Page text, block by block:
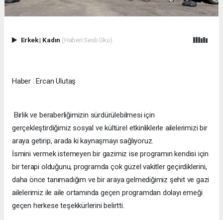
Erkek| Kadın (Haberi Sesli Oku)
Haber : Ercan Ulutaş
Birlik ve beraberliğimizin sürdürülebilmesi için
gerçekleştirdiğimiz sosyal ve kültürel etkinliklerle ailelerimizi bir
araya getirip, arada ki kaynaşmayı sağlıyoruz.
İsmini vermek istemeyen bir gazimiz ise programın kendisi için
bir terapi olduğunu, programda çok güzel vakitler geçirdiklerini,
daha önce tanımadığım ve bir araya gelmediğimiz şehit ve gazi
ailelerimiz ile aile ortamında geçen programdan dolayı emeği
geçen herkese teşekkürlerini belirtti.